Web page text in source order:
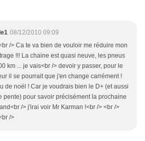
08/12/2010 09:09
/> Ca te va bien de vouloir me réduire mon
!!! La chaine est quasi neuve, les pneus
km ... je vais<br /> devoir y passer, pour le
il se pourrait que j'en change carrément !
de noël ! Car je voudrais bien le D+ (et aussi
pente) pour savoir précisément la prochaine
/> j'irai voir Mr Karman !<br /> <br />
/>